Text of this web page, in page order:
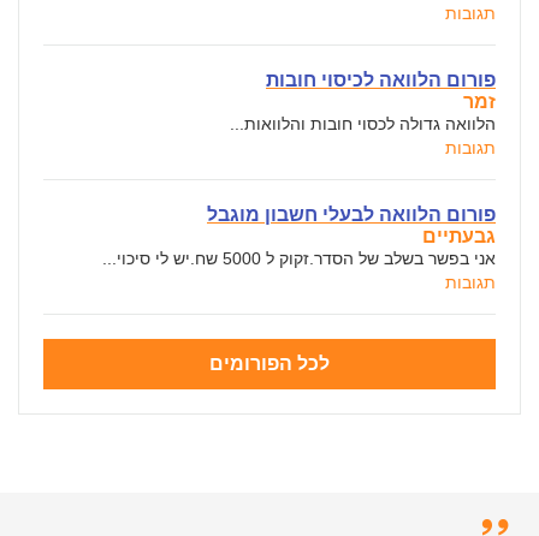
תגובות
פורום הלוואה לכיסוי חובות
זמר
הלוואה גדולה לכסוי חובות והלוואות...
תגובות
פורום הלוואה לבעלי חשבון מוגבל
גבעתיים
אני בפשר בשלב של הסדר.זקוק ל 5000 שח.יש לי סיכוי...
תגובות
לכל הפורומים